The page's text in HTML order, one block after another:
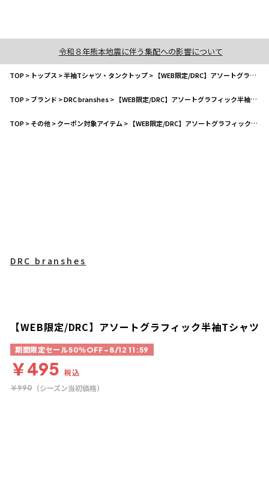
令和８年熊本地震に伴う集配への影響について
TOP> トップス >半袖Tシャツ・タンクトップ> 【WEB限定/DRC】アソートグラフィック半袖Tシャツ
TOP>ブランド >DRC branshes> 【WEB限定/DRC】アソートグラフィック半袖Tシャツ
TOP>その他>クーポン対象アイテム > 【WEB限定/DRC】アソートグラフィック半袖Tシャツ
DRC branshes
【WEB限定/DRC】アソートグラフィック半袖Tシャツ
期間限定セール50％OFF~8/12 11:59
￥495 税込
￥990（シーズン当初価格）